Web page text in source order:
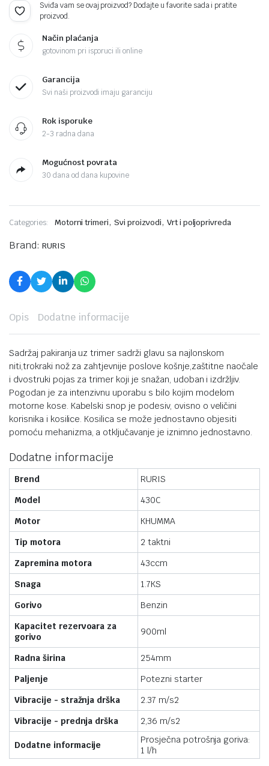
Sviđa vam se ovaj proizvod? Dodajte u favorite sada i pratite
proizvod.
Način plaćanja
gotovinom pri isporuci ili online
Garancija
Svi naši proizvodi imaju garanciju
Rok isporuke
2-3 radna dana
Mogućnost povrata
30 dana od dana kupovine
Categories: Motorni trimeri,Svi proizvodi, Vrt i poljoprivreda
Brand: RURIS
Opis Dodatne informacije
Sadržaj pakiranja uz trimer sadrži glavu sa najlonskom
niti,trokraki nož za zahtjevnije poslove košnje,zaštitne naočale
i dvostruki pojas za trimer koji je snažan, udoban i izdržljiv.
Pogodan je za intenzivnu uporabu s bilo kojim modelom
motorne kose. Kabelski snop je podesiv, ovisno o veličini
korisnika i kosilice. Kosilica se može jednostavno objesiti
pomoću mehanizma, a otključavanje je iznimno jednostavno.
Dodatne informacije
Brend
RURIS
Model
430C
Motor
KHUMMA
Tip motora
2 taktni
Zapremina motora
43ccm
Snaga
1.7KS
Gorivo
Benzin
Kapacitet rezervoara za
gorivo
900ml
Radna širina
254mm
Paljenje
Potezni starter
Vibracije - stražnja drška
2.37 m/s2
Vibracije - prednja drška
2,36 m/s2
Dodatne informacije
Prosječna potrošnja goriva:
1 l/h